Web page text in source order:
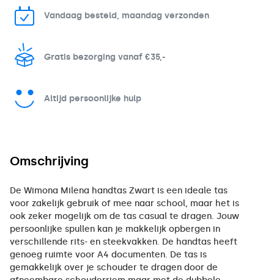
Vandaag besteld, maandag verzonden
Gratis bezorging vanaf €35,-
Altijd persoonlijke hulp
Omschrijving
De Wimona Milena handtas Zwart is een ideale tas
voor zakelijk gebruik of mee naar school, maar het is
ook zeker mogelijk om de tas casual te dragen. Jouw
persoonlijke spullen kan je makkelijk opbergen in
verschillende rits- en steekvakken. De handtas heeft
genoeg ruimte voor A4 documenten. De tas is
gemakkelijk over je schouder te dragen door de